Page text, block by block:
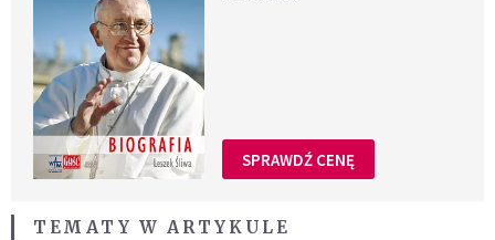
SPRAWDŹ CENĘ
TEMATY W ARTYKULE